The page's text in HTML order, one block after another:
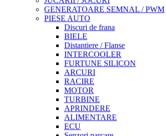
GENERATOARE SEMNAL / PWM
PIESE AUTO
Discuri de frana
BIELE
Distantiere / Flanse
INTERCOOLER
FURTUNE SILICON
ARCURI
RACIRE
MOTOR
TURBINE
APRINDERE
ALIMENTARE
ECU